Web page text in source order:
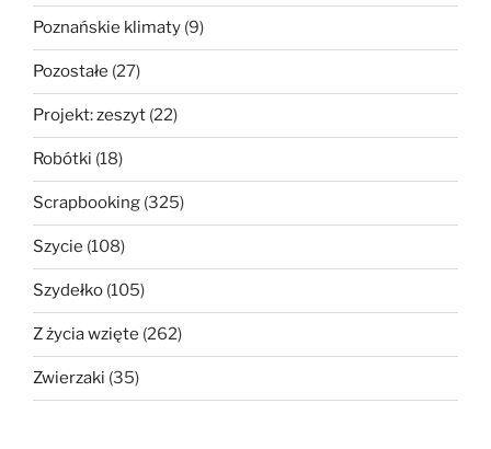
Poznańskie klimaty (9)
Pozostałe (27)
Projekt: zeszyt (22)
Robótki (18)
Scrapbooking (325)
Szycie (108)
Szydełko (105)
Z życia wzięte (262)
Zwierzaki (35)